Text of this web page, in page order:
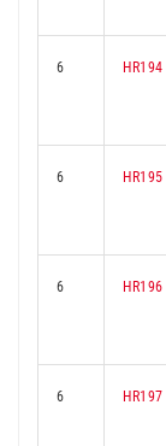
6 HR194
6 HR195
6 HR196
6 HR197